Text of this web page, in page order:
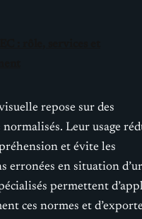
repose sur des
Leur usage
et évite les
erronées en situation
permettent
ces normes et